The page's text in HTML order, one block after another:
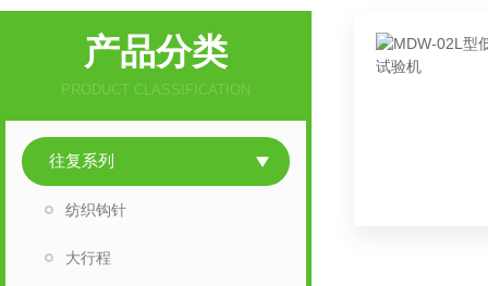
产品分类
PRODUCT CLASSIFICATION
往复系列
纺织钩针
大行程